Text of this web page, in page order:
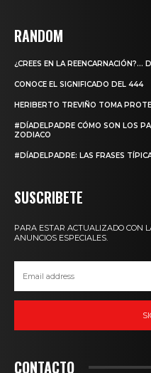
RANDOM
¿CREES EN LA REENCARNACIÓN?…
CONOCE EL SIGNIFICADO DEL 444
HERIBERTO TREVIÑO TOMA
#DÍADELPADRE CÓMO SON LOS
ZODIACO
#DÍADELPADRE: LAS FRASES
SUSCRIBETE
PARA ESTAR ACTUALIZADO CON
ANUNCIOS ESPECIALES.
CONTACTO